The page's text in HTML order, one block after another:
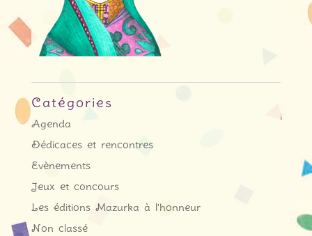
Catégories
Agenda
Dédicaces et rencontres
Evènements
Jeux et concours
Les éditions Mazurka à l'honneur
Non classé